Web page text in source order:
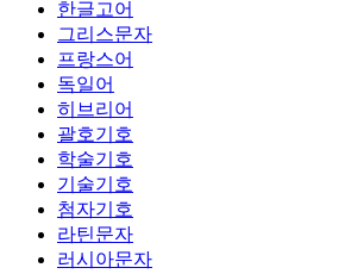
한글고어
그리스문자
프랑스어
독일어
히브리어
괄호기호
학술기호
기술기호
첨자기호
라틴문자
러시아문자